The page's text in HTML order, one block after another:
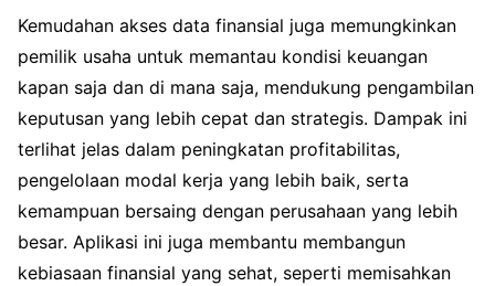
Kemudahan akses data finansial juga memungkinkan
pemilik usaha untuk memantau kondisi keuangan
kapan saja dan di mana saja, mendukung pengambilan
keputusan yang lebih cepat dan strategis. Dampak ini
terlihat jelas dalam peningkatan profitabilitas,
pengelolaan modal kerja yang lebih baik, serta
kemampuan bersaing dengan perusahaan yang lebih
besar. Aplikasi ini juga membantu membangun
kebiasaan finansial yang sehat, seperti memisahkan